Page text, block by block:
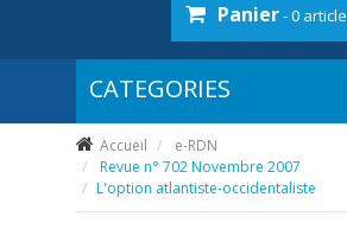
Panier- 0 article
Accueil
e-RDN
Revue n° 702 Novembre 2007
L'option atlantiste-occidentaliste